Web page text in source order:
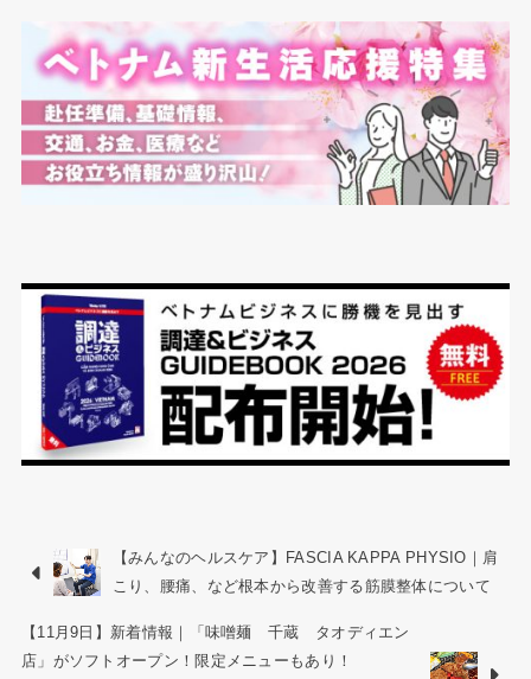
【みんなのヘルスケア】FASCIA KAPPA PHYSIO｜肩
こり、腰痛、など根本から改善する筋膜整体について
【11月9日】新着情報｜「味噌麺 千蔵 タオディエン
店」がソフトオープン！限定メニューもあり！